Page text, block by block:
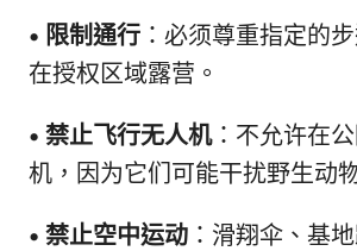
• 限制通行 ：必须尊重指定的
在授权区域露营。
• 禁止飞行无人机：不允许在
机，因为它们可能干扰野生动
• 禁止空中运动 ：滑翔伞、基